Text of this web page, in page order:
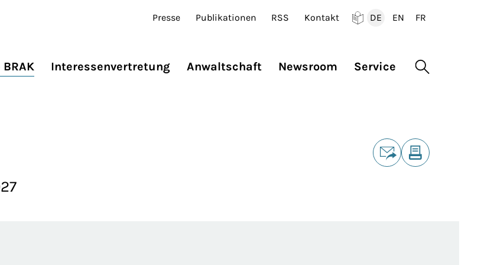
Presse Publikationen RSS Kontakt
DE
EN
FR
BRAK Interessenvertretung Anwaltschaft Newsroom Service Suche